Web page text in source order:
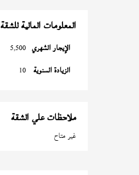
المعلومات المالية للشقة
الإيجار الشهري 5,500
الزيادة السنوية 10
ملاحظات علي الشقة
غير متاح